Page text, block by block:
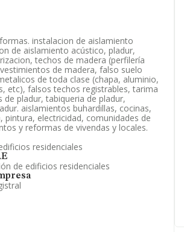
instalacion de aislamiento
de aislamiento acústico, pladur,
techos de madera (perfilería
de madera, falso suelo
de toda clase (chapa, aluminio,
etc), falsos techos registrables, tarima
de pladur, tabiqueria de pladur,
aislamientos buhardillas, cocinas,
pintura, electricidad, comunidades de
y reformas de vivendas y locales.
residenciales
de edificios residenciales